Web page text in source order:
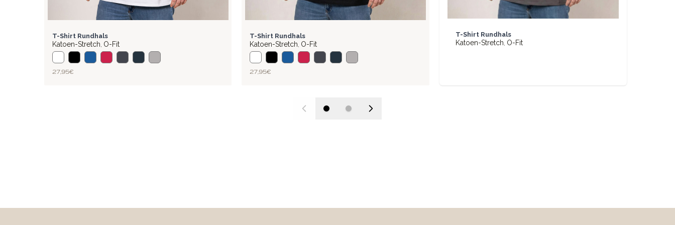
BASIC
T-Shirt Rundhals
Katoen-Stretch, O-Fit
27,95 €
BASIC
T-Shirt Rundhals
Katoen-Stretch, O-Fit
27,95 €
BASIC
T-Shirt Rundhals
Katoen-Stretch, O-Fit